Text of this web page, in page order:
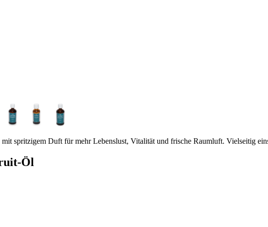
spritzigem Duft für mehr Lebenslust, Vitalität und frische Raumluft. Vielseitig
Öl